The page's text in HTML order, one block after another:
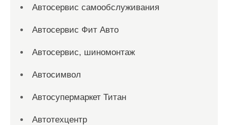
Автосервис самообслуживания
Автосервис Фит Авто
Автосервис, шиномонтаж
Автосимвол
Автосупермаркет Титан
Автотехцентр